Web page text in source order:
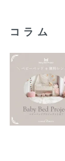
コラム